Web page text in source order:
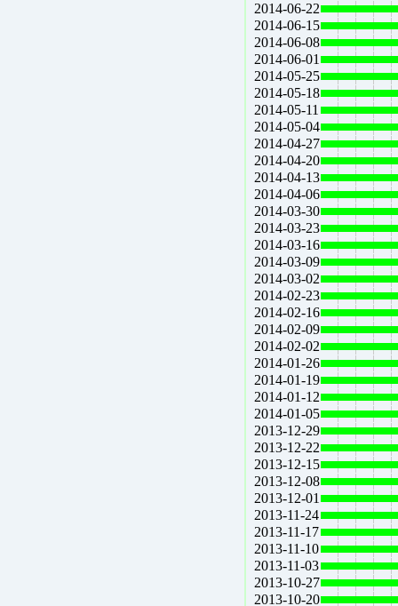
2014-06-22
2014-06-15
2014-06-08
2014-06-01
2014-05-25
2014-05-18
2014-05-11
2014-05-04
2014-04-27
2014-04-20
2014-04-13
2014-04-06
2014-03-30
2014-03-23
2014-03-16
2014-03-09
2014-03-02
2014-02-23
2014-02-16
2014-02-09
2014-02-02
2014-01-26
2014-01-19
2014-01-12
2014-01-05
2013-12-29
2013-12-22
2013-12-15
2013-12-08
2013-12-01
2013-11-24
2013-11-17
2013-11-10
2013-11-03
2013-10-27
2013-10-20